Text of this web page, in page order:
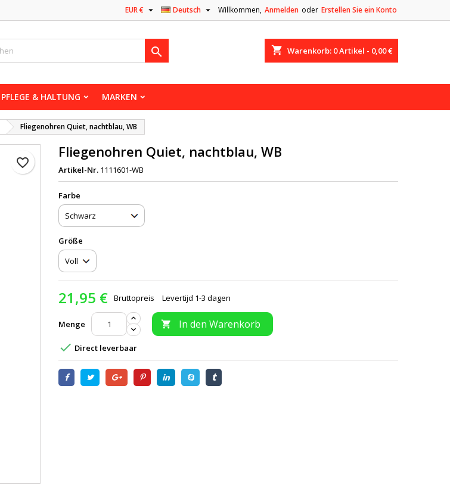
Willkommen, Anmelden oder Erstellen Sie ein Konto
Deutsch 
EUR € 
shopping_cart Warenkorb: 0Artikel - 0,00 €

PFLEGE & HALTUNG MARKEN
Fliegenohren Quiet, nachtblau, WB
favorite_border
Fliegenohren Quiet, nachtblau, WB
Artikel-Nr. 1111601-WB
Farbe
Größe
21,95 € Bruttopreis Levertijd 1-3 dagen
Menge  In den Warenkorb
 Direct leverbaar